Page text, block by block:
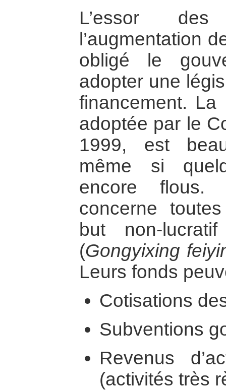
L’essor
l’augmentation
obligé le
adopter une
financement.
adoptée par le
1999, est
même si
encore flous.
concerne
but non-
(Gongyixing
Leurs fonds
Cotisations
Subventions
Revenus
(activités très